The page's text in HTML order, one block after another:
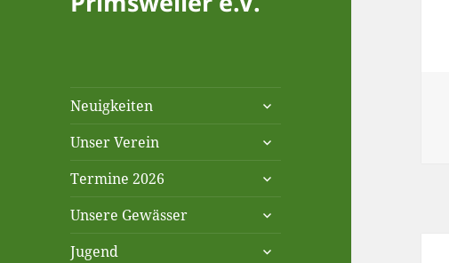
Neuigkeiten
untermenü
Unser Verein
untermenü
Termine 2026
untermenü
Unsere Gewässer
untermenü
Jugend
untermenü